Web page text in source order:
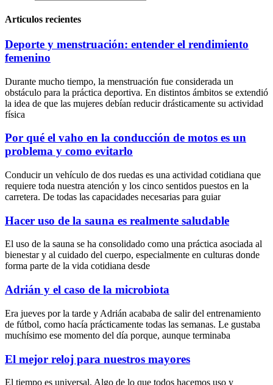
Articulos recientes
Deporte y menstruación: entender el rendimiento
femenino
Durante mucho tiempo, la menstruación fue considerada un
obstáculo para la práctica deportiva. En distintos ámbitos se extendió
la idea de que las mujeres debían reducir drásticamente su actividad
física
Por qué el vaho en la conducción de motos es un
problema y como evitarlo
Conducir un vehículo de dos ruedas es una actividad cotidiana que
requiere toda nuestra atención y los cinco sentidos puestos en la
carretera. De todas las capacidades necesarias para guiar
Hacer uso de la sauna es realmente saludable
El uso de la sauna se ha consolidado como una práctica asociada al
bienestar y al cuidado del cuerpo, especialmente en culturas donde
forma parte de la vida cotidiana desde
Adrián y el caso de la microbiota
Era jueves por la tarde y Adrián acababa de salir del entrenamiento
de fútbol, como hacía prácticamente todas las semanas. Le gustaba
muchísimo ese momento del día porque, aunque terminaba
El mejor reloj para nuestros mayores
El tiempo es universal. Algo de lo que todos hacemos uso y